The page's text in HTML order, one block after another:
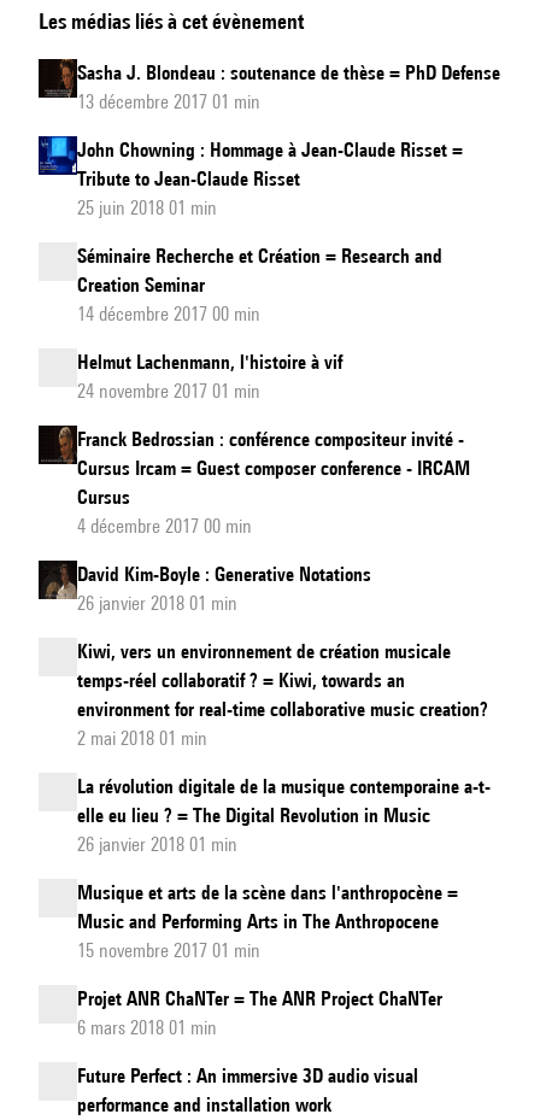
du
livre
PUSH
MOVE
Les médias liés à cet évènement
Sasha J. Blondeau : soutenance de thèse = PhD Defense
13 décembre 2017 01 min
John Chowning : Hommage à Jean-Claude Risset =
Tribute to Jean-Claude Risset
25 juin 2018 01 min
Séminaire Recherche et Création = Research and
Creation Seminar
14 décembre 2017 00 min
Helmut Lachenmann, l'histoire à vif
24 novembre 2017 01 min
Franck Bedrossian : conférence compositeur invité -
Cursus Ircam = Guest composer conference - IRCAM
Cursus
4 décembre 2017 00 min
David Kim-Boyle : Generative Notations
26 janvier 2018 01 min
Kiwi, vers un environnement de création musicale
temps-réel collaboratif ? = Kiwi, towards an
environment for real-time collaborative music creation?
2 mai 2018 01 min
La révolution digitale de la musique contemporaine a-t-
elle eu lieu ? = The Digital Revolution in Music
26 janvier 2018 01 min
Musique et arts de la scène dans l'anthropocène =
Music and Performing Arts in The Anthropocene
15 novembre 2017 01 min
Projet ANR ChaNTer = The ANR Project ChaNTer
6 mars 2018 01 min
Future Perfect : An immersive 3D audio visual
performance and installation work